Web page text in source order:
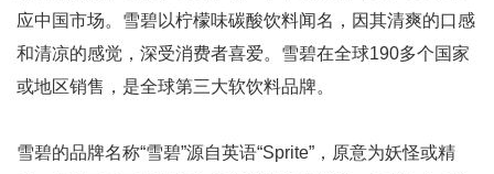
应中国市场。雪碧以柠檬味碳酸饮料闻名，因其清爽的口感
和清凉的感觉，深受消费者喜爱。雪碧在全球190多个国家
或地区销售，是全球第三大软饮料品牌。
雪碧的品牌名称“雪碧”源自英语“Sprite”，原意为妖怪或精